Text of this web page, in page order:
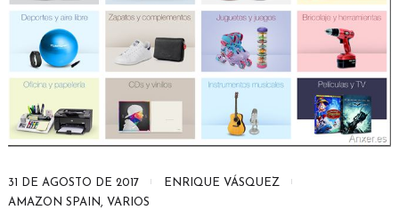
31 DE AGOSTO DE 2017
ENRIQUE VÁSQUEZ
AMAZON SPAIN, VARIOS